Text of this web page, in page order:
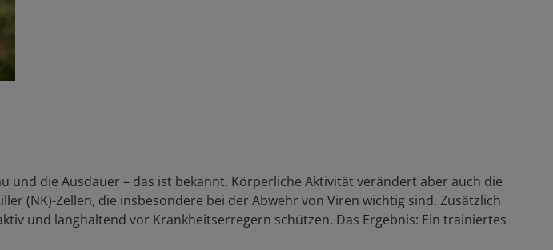
die Ausdauer – das ist bekannt. Körperliche Aktivität verändert aber auch die
(NK)-Zellen, die insbesondere bei der Abwehr von Viren wichtig sind. Zusätzlich
und langhaltend vor Krankheitserregern schützen. Das Ergebnis: Ein trainiertes